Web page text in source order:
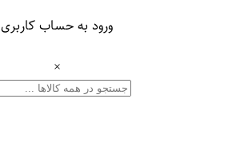
ورود به حساب کاربری
×